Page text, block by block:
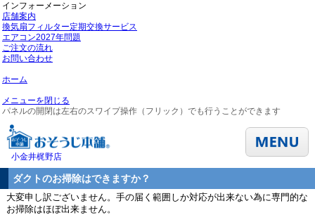
インフォーメーション
店舗案内
換気扇フィルター定期交換サービス
エアコン2027年問題
ご注文の流れ
お問い合わせ
ホーム
メニューを閉じる
パネルの開閉は左右のスワイプ操作（フリック）でも行うことができます
小金井梶野店
ダクトのお掃除はできますか？
大変申し訳ございません。手の届く範囲しか対応が出来ない為に専門的な
お掃除はほぼ出来ません。